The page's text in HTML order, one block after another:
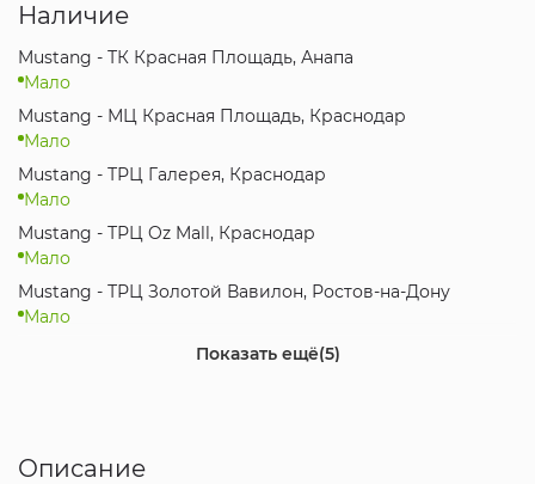
Наличие
Mustang - ТК Красная Площадь, Анапа
Мало
Mustang - МЦ Красная Площадь, Краснодар
Мало
Mustang - ТРЦ Галерея, Краснодар
Мало
Mustang - ТРЦ Oz Mall, Краснодар
Мало
Mustang - ТРЦ Золотой Вавилон, Ростов-на-Дону
Мало
Mustang - МЦ Коsмос, Ставрополь
Mustang - ТРЦ Вершина PLAZA, Пятигорск
Показать ещё(5)
Описание